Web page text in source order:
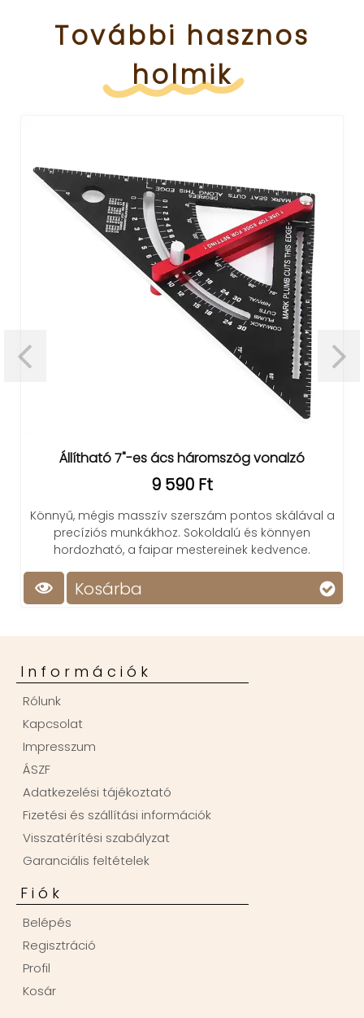
További hasznos
holmik
Állítható 7"-es ács háromszög vonalzó
9 590 Ft
Könnyű, mégis masszív szerszám pontos skálával a
precíziós munkákhoz. Sokoldalú és könnyen
hordozható, a faipar mestereinek kedvence.
Kosárba
Információk
Rólunk
Kapcsolat
Impresszum
ÁSZF
Adatkezelési tájékoztató
Fizetési és szállítási információk
Visszatérítési szabályzat
Garanciális feltételek
Fiók
Belépés
Regisztráció
Profil
Kosár